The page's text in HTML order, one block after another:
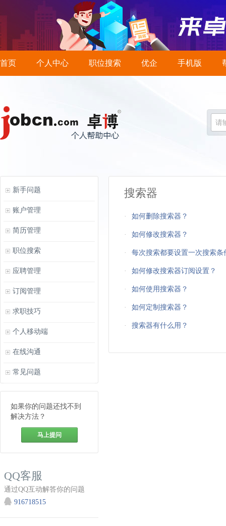
首页 个人中心 职位搜索 优企 手机版
请
新手问题
账户管理
简历管理
职位搜索
应聘管理
订阅管理
求职技巧
个人移动端
在线沟通
常见问题
如果你的问题还找不到
解决方法？
马上提问
QQ客服
通过QQ互动解答你的问题
916718515
搜索器
· 如何删除搜索器？
· 如何修改搜索器？
· 每次搜索都要设置一次搜索
· 如何修改搜索器订阅设置？
· 如何使用搜索器？
· 如何定制搜索器？
· 搜索器有什么用？